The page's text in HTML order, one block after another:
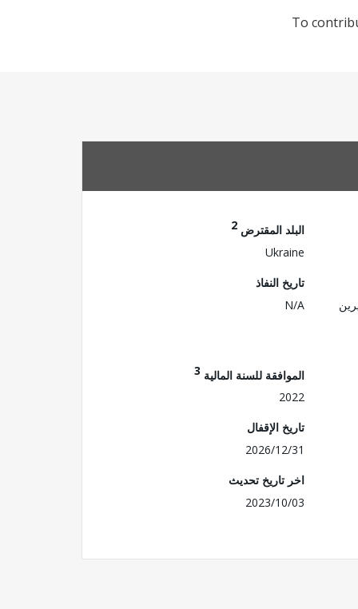
To
البلد المقترض 2
Ukraine
تاريخ النفاذ
N/A
الموافقة للسنة المالية 3
2022
تاريخ الإقفال
2026/12/31
اخر تاريخ تحديث
2023/10/03